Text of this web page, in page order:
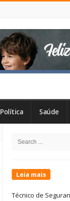
Política Saúde
Sidebar
Search
Leia mais
Técnico de